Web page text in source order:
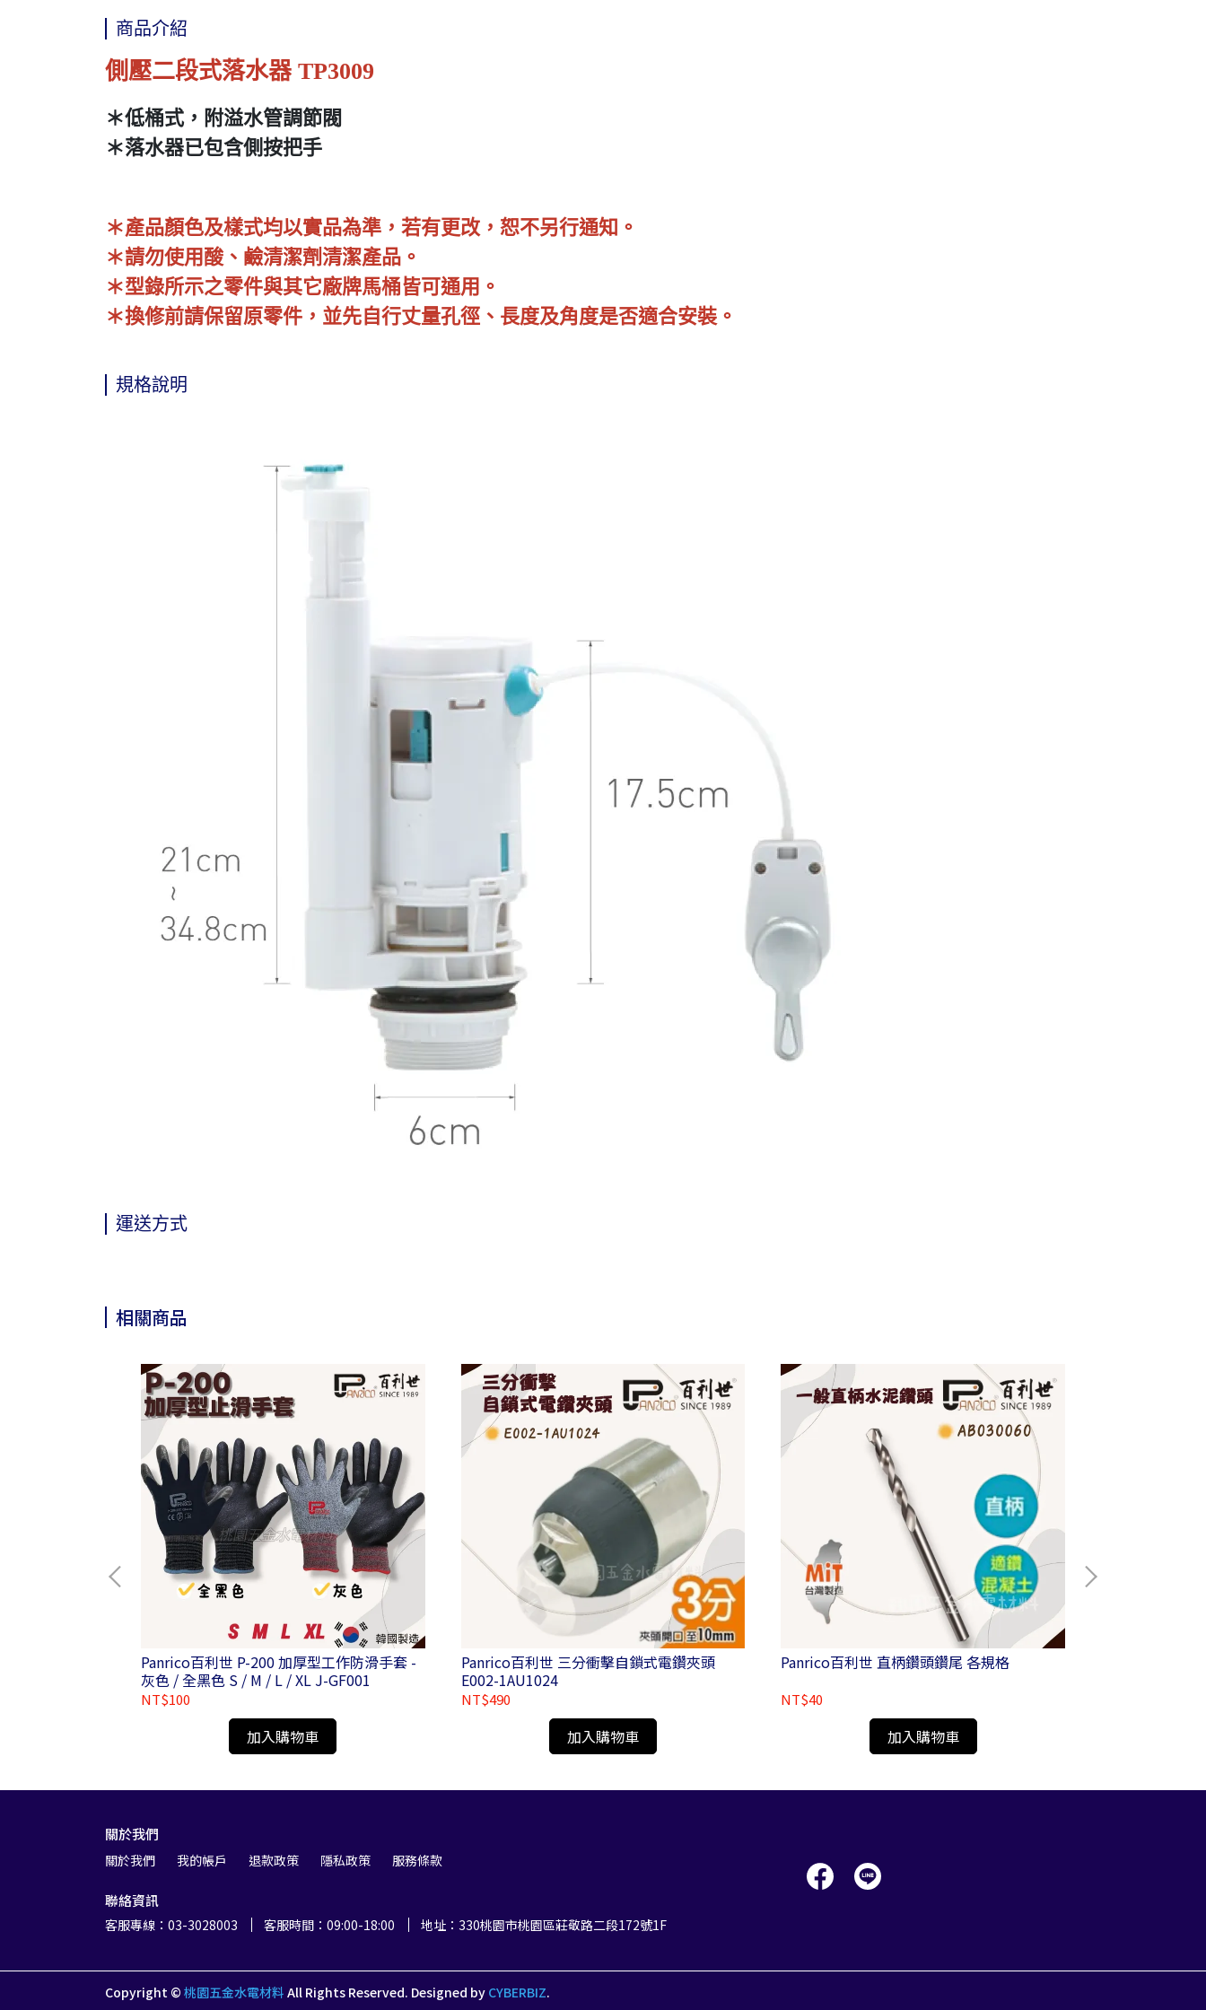
商品介紹
側壓二段式落水器 TP3009
＊低桶式，附溢水管調節閥
＊落水器已包含側按把手
＊產品顏色及樣式均以實品為準，若有更改，恕不另行通知。
＊請勿使用酸、鹼清潔劑清潔產品。
＊型錄所示之零件與其它廠牌馬桶皆可通用。
＊換修前請保留原零件，並先自行丈量孔徑、長度及角度是否適合安裝。
規格說明
運送方式
相關商品
Panrico百利世 P-200 加厚型工作防滑手套 -
灰色 / 全黑色 S / M / L / XL J-GF001
NT$100
加入購物車
Panrico百利世 三分衝擊自鎖式電鑽夾頭
E002-1AU1024
NT$490
加入購物車
Panrico百利世 直柄鑽頭鑽尾 各規格
NT$40
加入購物車
關於我們
關於我們 我的帳戶 退款政策 隱私政策 服務條款
聯絡資訊
客服專線：03-3028003 客服時間：09:00-18:00 地址：330桃園市桃園區莊敬路二段172號1F
Copyright © 桃園五金水電材料 All Rights Reserved. Designed by CYBERBIZ.